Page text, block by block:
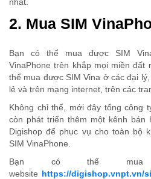
nhất.
2. Mua SIM
Bạn có thể mua được SIM
VinaPhone trên khắp mọi miền đất
thể mua được SIM Vina ở các đại
lẻ và trên mạng internet, trên các
Không chỉ thế, mới đây tổng công
còn phát triển thêm một kênh bán
Digishop để phục vụ cho toàn bộ
SIM VinaPhone.
Bạn có thể
website https://digishop.vnpt.vn/